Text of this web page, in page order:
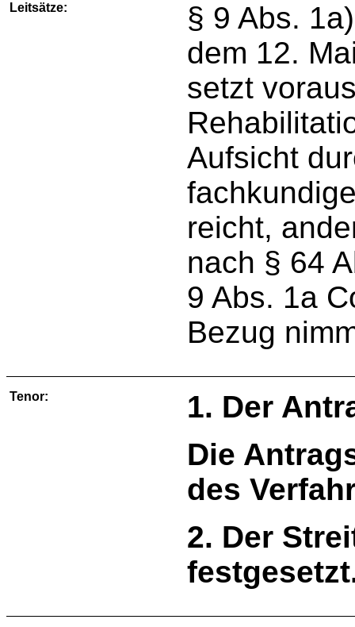
Leitsätze:
§ 9 Abs.
dem 12.
setzt
Aufsicht
reicht,
nach § 64
9 Abs. 1a
Bezug
Tenor:
1. Der
Die
des
2. Der